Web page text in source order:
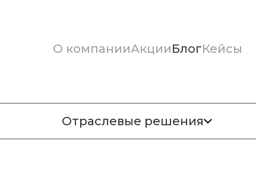
О компанииАкцииБлогКейсы
Отраслевые решения